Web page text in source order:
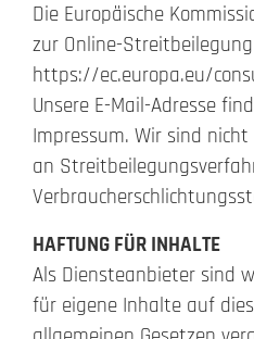
Die Europäische
zur Online-
https://ec.europa.eu/
Unsere E-Mail-Adresse
Impressum. Wir sind
an
HAFTUNG FÜR INHALTE
Als Diensteanbieter sind
für eigene Inhalte auf